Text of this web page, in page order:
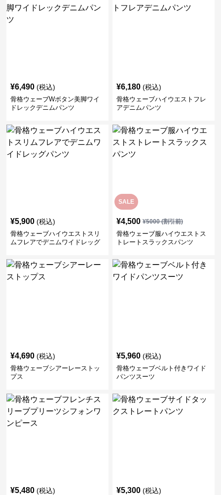
¥6,490 (税込)
骨格ウェーブWボタン美脚ワイ
ドレックデニムパンツ
¥6,180 (税込)
骨格ウェーブハイウエストフレ
アデニムパンツ
¥5,900 (税込)
骨格ウェーブハイウエストスリ
ムフレアでデニムワイドレッグ
SALE
¥4,500 ¥5000(割引前)
骨格ウェーブ服ハイウエストス
トレートスラックスパンツ
¥4,690 (税込)
骨格ウェーブシアーレーストッ
プス
¥5,960 (税込)
骨格ウェーブベルト付きワイド
パンツスーツ
¥5,480 (税込) ¥5,300 (税込)